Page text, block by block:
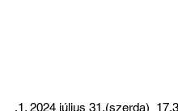
.1. 2024 július 31.(szerda)